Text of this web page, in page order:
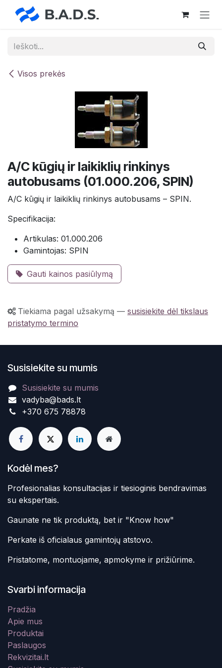
Skip to Content
Visos prekės
A/C kūgių ir laikiklių rinkinys
autobusams (01.000.206, SPIN)
A/C kūgių ir laikiklių rinkinys autobusams – SPIN.
Specifikacija:
Artikulas: 01.000.206
Gamintojas: SPIN
Gauti kainos pasiūlymą
Tiekiama pagal užsakymą — susisiekite dėl tikslaus
pristatymo termino
Susisiekite su mumis
Susisiekite su mumis
vadyba@bads.lt
+370 675 78878
Kodėl mes?
Profesionalias konsultacijas ir tiesioginis bendravimas
su ekspertais.
Gaunate ne tik produktą, bet ir "Know how"
Perkate iš oficialaus gamintojų atstovo.
Pristatome, montuojame, apmokyme ir prižiūrime.
Svarbi informacija
Pradžia
Apie mus
Produktai
Paslaugos
Rekvizitai.lt